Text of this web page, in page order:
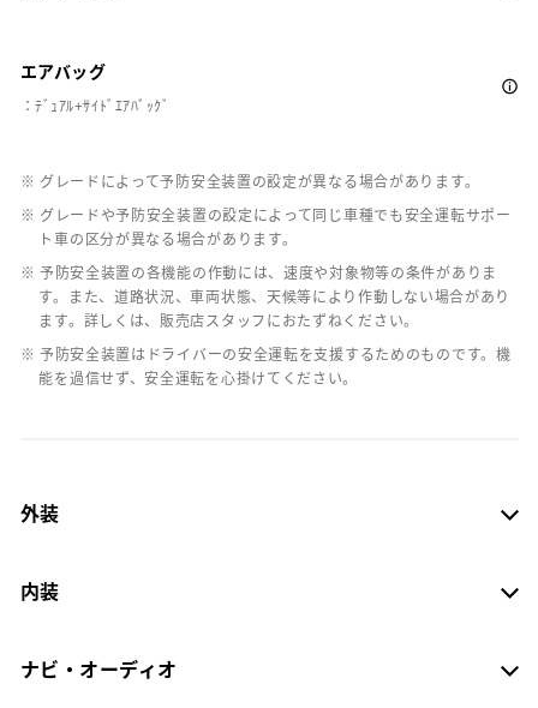
エアバッグ
：ﾃﾞｭｱﾙ+ｻｲﾄﾞｴｱﾊﾞｯｸﾞ
※ グレードによって予防安全装置の設定が異なる場合があります。
※ グレードや予防安全装置の設定によって同じ車種でも安全運転サポー
ト車の区分が異なる場合があります。
※ 予防安全装置の各機能の作動には、速度や対象物等の条件がありま
す。また、道路状況、車両状態、天候等により作動しない場合があり
ます。詳しくは、販売店スタッフにおたずねください。
※ 予防安全装置はドライバーの安全運転を支援するためのものです。機
能を過信せず、安全運転を心掛けてください。
外装
内装
ナビ・オーディオ